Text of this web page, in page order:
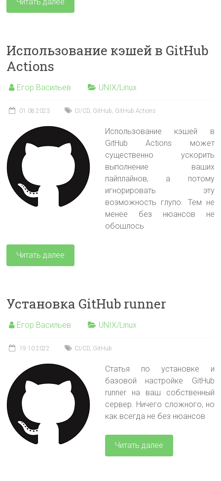
Использование кэшей в GitHub
Actions
Егор Васильев UNIX/Linux
01.08.2023 CI/CD, GitHub, GitHub Actions
Использование кэшей в
GitHub Actions может
существенно ускорить
выполнение ваших
пайплайнов, а потому
игнорировать эту
возможность глупо. Тем не
менее без нюансов не
обошлось
Читать далее
Установка GitHub runner
Егор Васильев UNIX/Linux
19.10.2022 CI/CD, GitHub
Статья по установке и
базовой настройке GitHub
runner на ваш собственный
сервер. Ничего сложного, но
как всегда не без нюансов
Читать далее